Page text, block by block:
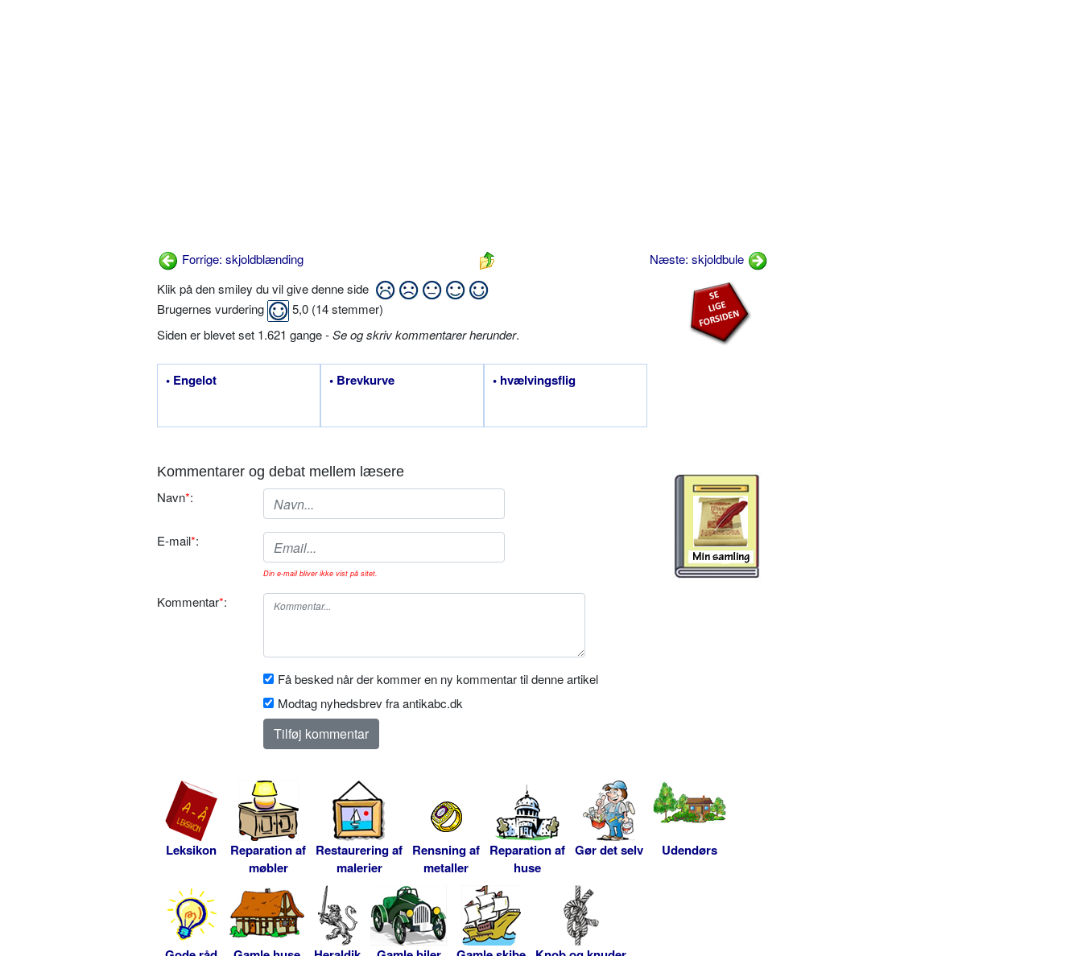
Forrige: skjoldblænding
Næste: skjoldbule
Klik på den smiley du vil give denne side
Brugernes vurdering
5,0 (14stemmer)
Siden er blevet set 1.621 gange -Se og skriv kommentarer herunder.
• Engelot • Brevkurve • hvælvingsflig
Kommentarer og debat mellem læsere
Navn*:
E-mail*:
Din e-mail bliver ikke vist på sitet.
Kommentar*:
Få besked når der kommer en ny kommentar til denne artikel
Modtag nyhedsbrev fra antikabc.dk
Leksikon
Reparation af
møbler
Restaurering af
malerier
Rensning af
metaller
Reparation af
huse
Gør det selv Udendørs